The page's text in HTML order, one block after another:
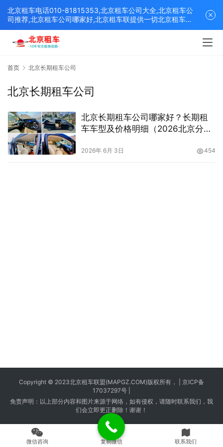
首页 北京长期租车公司
北京长期租车公司
北京长期租车公司哪家好？长期租
车车型及价格明细（2026北京分众
2026年 6月 3日 454
Copyright © 2023北京租车联盟(MAPGZ.COM)版权所有， | 京ICP备
17037297号
免责声明：以上部分内容和图片来源于网络，如有侵权，请随时联系我们，我
们会立即更正删除！谢谢！
微信咨询 复制微信 联系我们
北京租车电话010-81815353,北京租车公司大全,北京租车公
司推荐,北京租车公司哪家好,北京租车联提供一切北京租车解
决方案,打造北京优质的租车平台！